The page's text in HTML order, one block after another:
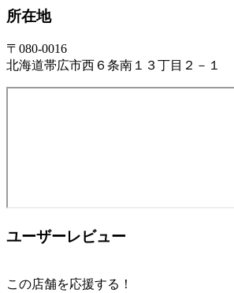
所在地
〒080-0016
北海道帯広市西６条南１３丁目２－１
ユーザーレビュー
この店舗を応援する！